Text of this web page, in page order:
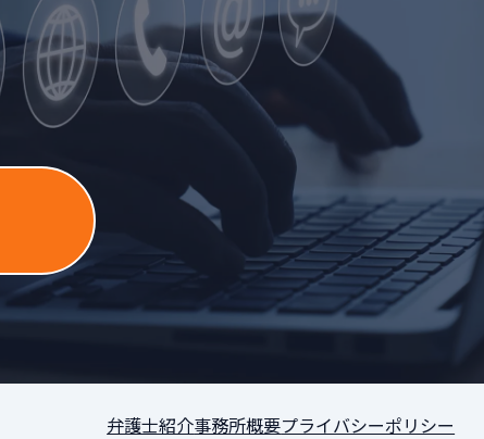
弁護士紹介事務所概要プライバシーポリシー